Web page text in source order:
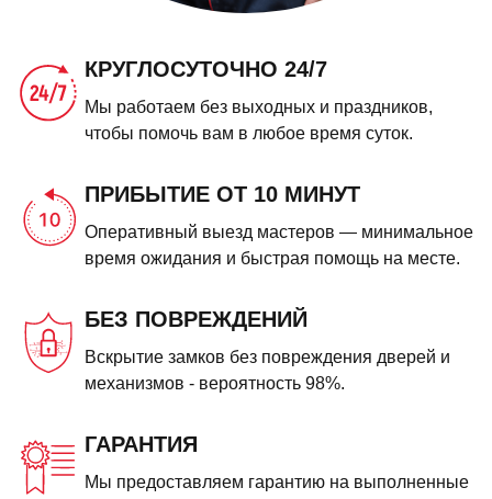
КРУГЛОСУТОЧНО 24/7
Мы работаем без выходных и праздников,
чтобы помочь вам в любое время суток.
ПРИБЫТИЕ ОТ 10 МИНУТ
Оперативный выезд мастеров — минимальное
время ожидания и быстрая помощь на месте.
БЕЗ ПОВРЕЖДЕНИЙ
Вскрытие замков без повреждения дверей и
механизмов - вероятность 98%.
ГАРАНТИЯ
Мы предоставляем гарантию на выполненные